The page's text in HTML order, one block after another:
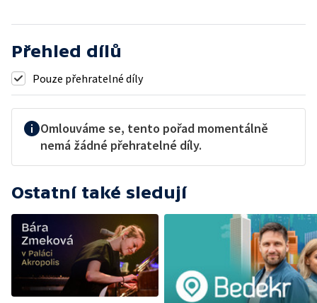
Přehled dílů
Pouze přehratelné díly
Omlouváme se, tento pořad momentálně
nemá žádné přehratelné díly.
Ostatní také sledují